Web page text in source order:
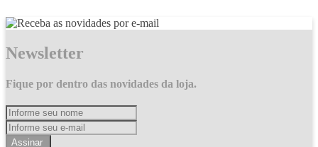
Newsletter
Fique por dentro das novidades da loja.
Assinar